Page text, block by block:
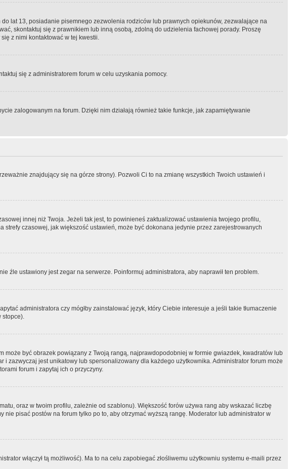
lat 13, posiadanie pisemnego zezwolenia rodziców lub prawnych opiekunów, zezwalające na
skontaktuj się z prawnikiem lub inną osobą, zdolną do udzielenia fachowej porady. Proszę
z nimi kontaktować w tej kwestii.
się z administratorem forum w celu uzyskania pomocy.
zalogowanym na forum. Dzięki nim działają również takie funkcje, jak zapamiętywanie
znajdujący się na górze strony). Pozwoli Ci to na zmianę wszystkich Twoich ustawień i
innej niż Twoja. Jeżeli tak jest, to powinieneś zaktualizować ustawienia twojego profilu,
czasowej, jak większość ustawień, może być dokonana jedynie przez zarejestrowanych
źle ustawiony jest zegar na serwerze. Poinformuj administratora, aby naprawił ten problem.
administratora czy mógłby zainstalować język, który Ciebie interesuje a jeśli takie tłumaczenie
stopce).
być obrazek powiązany z Twoją rangą, najprawdopodobniej w formie gwiazdek, kwadratów lub
zazwyczaj jest unikatowy lub spersonalizowany dla każdego użytkownika. Administrator forum może
forum i zapytaj ich o przyczyny.
oraz w twoim profilu, zależnie od szablonu). Większość forów używa rang aby wskazać liczbę
pisać postów na forum tylko po to, aby otrzymać wyższą rangę. Moderator lub administrator w
włączył tą możliwość). Ma to na celu zapobiegać złośliwemu użytkowniu systemu e-maili przez